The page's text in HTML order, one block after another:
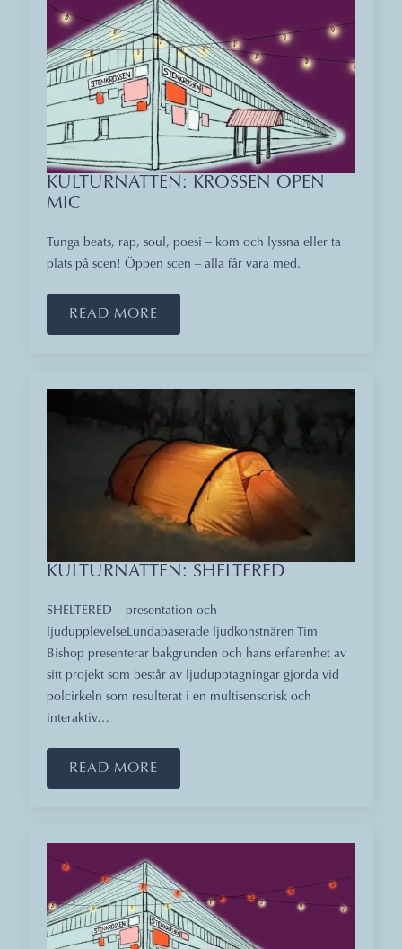
KULTURNATTEN: KROSSEN OPEN
MIC
Tunga beats, rap, soul, poesi – kom och lyssna eller ta
plats på scen! Öppen scen – alla får vara med.
READ MORE
KULTURNATTEN: SHELTERED
SHELTERED – presentation och
ljudupplevelseLundabaserade ljudkonstnären Tim
Bishop presenterar bakgrunden och hans erfarenhet av
sitt projekt som består av ljudupptagningar gjorda vid
polcirkeln som resulterat i en multisensorisk och
interaktiv…
READ MORE